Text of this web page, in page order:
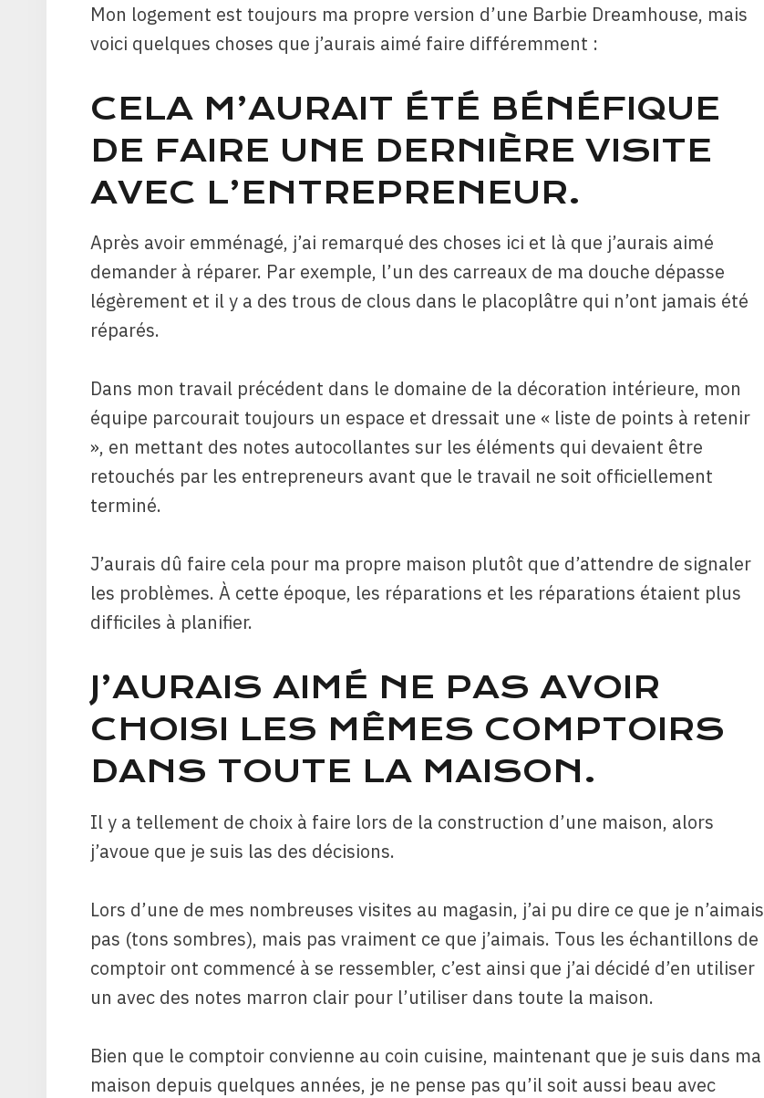
Mon logement est toujours ma propre version d’une Barbie Dreamhouse, mais
voici quelques choses que j’aurais aimé faire différemment :
CELA M’AURAIT ÉTÉ BÉNÉFIQUE
DE FAIRE UNE DERNIÈRE VISITE
AVEC L’ENTREPRENEUR.
Après avoir emménagé, j’ai remarqué des choses ici et là que j’aurais aimé
demander à réparer. Par exemple, l’un des carreaux de ma douche dépasse
légèrement et il y a des trous de clous dans le placoplâtre qui n’ont jamais été
réparés.
Dans mon travail précédent dans le domaine de la décoration intérieure, mon
équipe parcourait toujours un espace et dressait une « liste de points à retenir
», en mettant des notes autocollantes sur les éléments qui devaient être
retouchés par les entrepreneurs avant que le travail ne soit officiellement
terminé.
J’aurais dû faire cela pour ma propre maison plutôt que d’attendre de signaler
les problèmes. À cette époque, les réparations et les réparations étaient plus
difficiles à planifier.
J’AURAIS AIMÉ NE PAS AVOIR
CHOISI LES MÊMES COMPTOIRS
DANS TOUTE LA MAISON.
Il y a tellement de choix à faire lors de la construction d’une maison, alors
j’avoue que je suis las des décisions.
Lors d’une de mes nombreuses visites au magasin, j’ai pu dire ce que je n’aimais
pas (tons sombres), mais pas vraiment ce que j’aimais. Tous les échantillons de
comptoir ont commencé à se ressembler, c’est ainsi que j’ai décidé d’en utiliser
un avec des notes marron clair pour l’utiliser dans toute la maison.
Bien que le comptoir convienne au coin cuisine, maintenant que je suis dans ma
maison depuis quelques années, je ne pense pas qu’il soit aussi beau avec